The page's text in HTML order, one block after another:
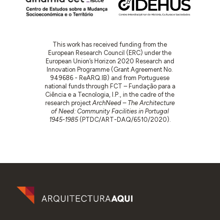
relativamente à composição da cozinha e casas de
banho e às soluções adotadas. Finaliza, assumindo
algumas alterações ao nível dos vãos, de forma a
permitir o reforço da construção existente. Os
cálculos e desenhos de estabilidade, bem como os
acabamentos, estão discriminados no projeto.
Acompanha esta memória descritiva um mapa de
acabamentos, com data idêntica.
This work has received funding from the
European Research Council (ERC) under the
European Union’s Horizon 2020 Research and
Innovation Programme (Grant Agreement No.
949686 - ReARQ.IB) and from Portuguese
national funds through FCT – Fundação para a
Ciência e a Tecnologia, I.P., in the cadre of the
research projectArchNeed – The Architecture
of Need: Community Facilities in Portugal
1945-1985(PTDC/ART-DAQ/6510/2020).